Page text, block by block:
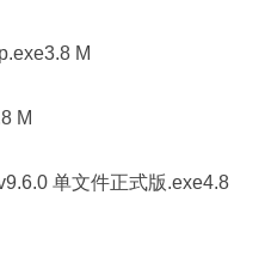
M
M
单文件正式版.exe4.8